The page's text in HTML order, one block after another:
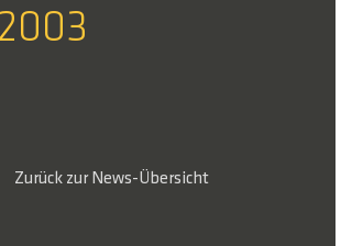
Zurück zur News-Übersicht